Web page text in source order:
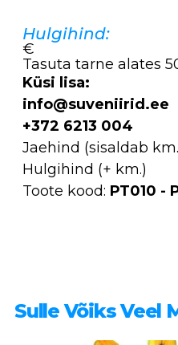
Hulgihind:
€
Tasuta tarne alates
Küsi lisa:
info@suveniirid.ee
+372 6213 004
Jaehind (sisaldab
Hulgihind (+ km.)
Toote kood: PT010 -
Sulle Võiks Veel